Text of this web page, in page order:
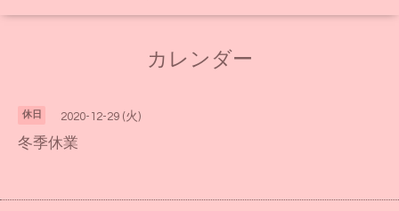
カレンダー
休日 2020-12-29 (火)
冬季休業